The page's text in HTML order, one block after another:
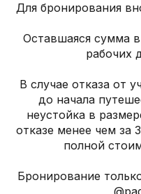
Для бронирования
Оставшаяся сумма
рабочих
В случае отказа от
до начала
неустойка в
отказе менее чем за
полной
Бронирование